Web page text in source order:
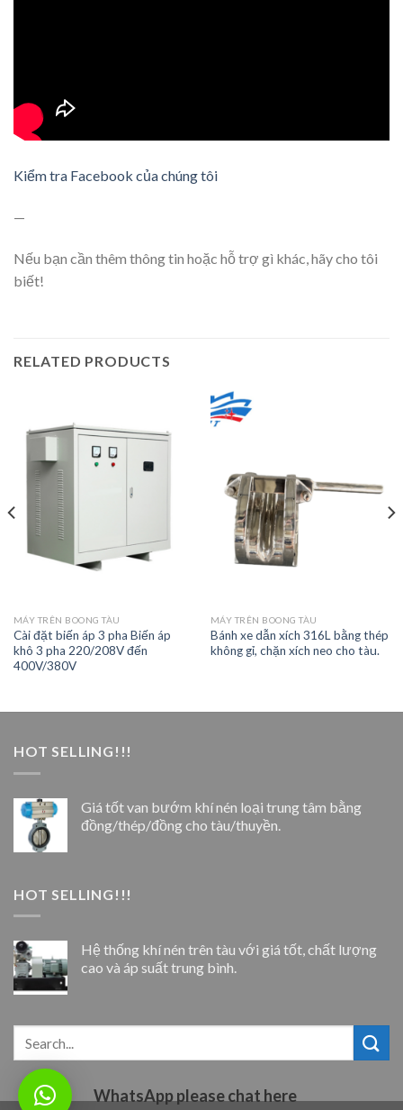
Kiểm tra Facebook của chúng tôi
—
Nếu bạn cần thêm thông tin hoặc hỗ trợ gì khác, hãy cho tôi
biết!
RELATED PRODUCTS
MÁY TRÊN BOONG TÀU
Cài đặt biến áp 3 pha Biến áp
khô 3 pha 220/208V đến
400V/380V
MÁY TRÊN BOONG TÀU
Bánh xe dẫn xích 316L bằng thép
không gỉ, chặn xích neo cho tàu.
HOT SELLING!!!
Giá tốt van bướm khí nén loại trung tâm bằng
đồng/thép/đồng cho tàu/thuyền.
HOT SELLING!!!
Hệ thống khí nén trên tàu với giá tốt, chất lượng
cao và áp suất trung bình.
WhatsApp please chat here